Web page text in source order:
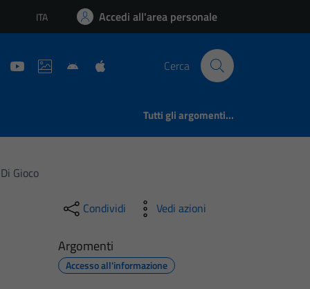
Lingua attiva:
ITA Accedi all'area personale
Cerca
Tutti gli argomenti...
Gioco
Condividi Vedi azioni
Argomenti
Accesso all'informazione